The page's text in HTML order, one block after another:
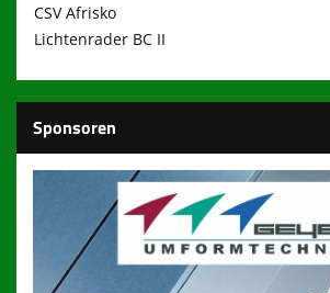
Mitgliederbereich
Kontakt zum LBC
CSV Afrisko
Lichtenrader BC II
Sponsoren